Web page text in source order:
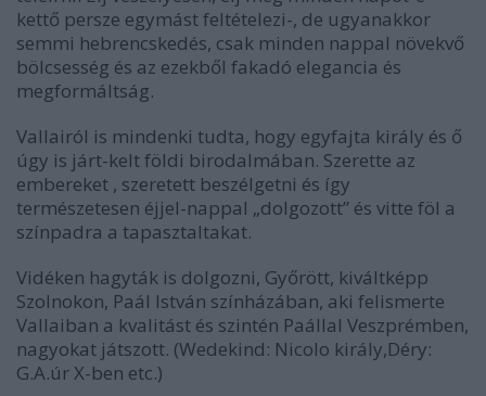
kettő persze egymást feltételezi-, de ugyanakkor
semmi hebrencskedés, csak minden nappal növekvő
bölcsesség és az ezekből fakadó elegancia és
megformáltság.
Vallairól is mindenki tudta, hogy egyfajta király és ő
úgy is járt-kelt földi birodalmában. Szerette az
embereket , szeretett beszélgetni és így
természetesen éjjel-nappal „dolgozott” és vitte föl a
színpadra a tapasztaltakat.
Vidéken hagyták is dolgozni, Győrött, kiváltképp
Szolnokon, Paál István színházában, aki felismerte
Vallaiban a kvalitást és szintén Paállal Veszprémben,
nagyokat játszott. (Wedekind: Nicolo király,Déry:
G.A.úr X-ben etc.)